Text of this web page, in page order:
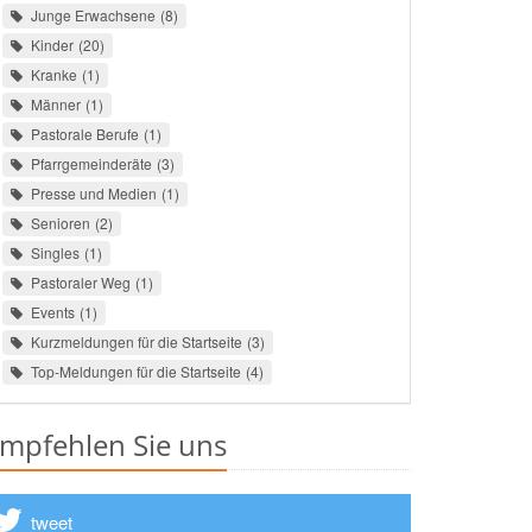
Junge Erwachsene 8
Kinder 20
Kranke 1
Männer 1
Pastorale Berufe 1
Pfarrgemeinderäte 3
Presse und Medien 1
Senioren 2
Singles 1
Pastoraler Weg 1
Events 1
Kurzmeldungen für die Startseite 3
Top-Meldungen für die Startseite 4
Sie uns
tweet